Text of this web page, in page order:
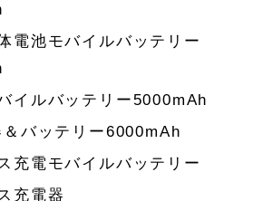
電池モバイルバッテリー
イルバッテリー5000mAh
バッテリー6000mAh
充電モバイルバッテリー
充電器